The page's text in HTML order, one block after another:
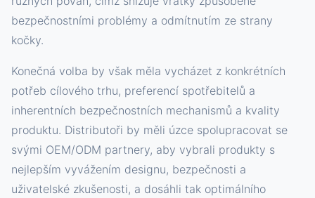
bezpečnostními problémy a odmítnutím ze strany
kočky.
Konečná volba by však měla vycházet z konkrétních
potřeb cílového trhu, preferencí spotřebitelů a
inherentních bezpečnostních mechanismů a kvality
produktu. Distributoři by měli úzce spolupracovat se
svými OEM/ODM partnery, aby vybrali produkty s
nejlepším vyvážením designu, bezpečnosti a
uživatelské zkušenosti, a dosáhli tak optimálního